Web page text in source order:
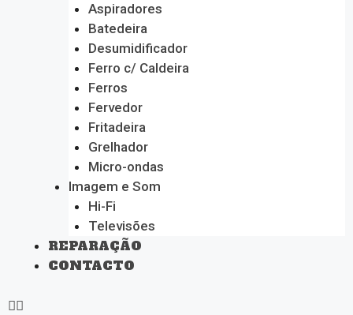
Aspiradores
Batedeira
Desumidificador
Ferro c/ Caldeira
Ferros
Fervedor
Fritadeira
Grelhador
Micro-ondas
Imagem e Som
Hi-Fi
Televisões
REPARAÇÃO
CONTACTO